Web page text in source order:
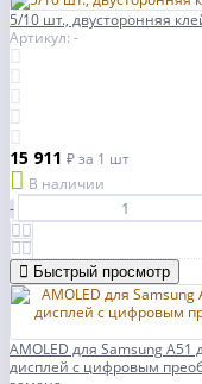
5/10 шт., двусторонняя
Артикул: -
15 911 ₽за 1 шт
В наличии
-
Быстрый просмотр
AMOLED для Samsung A51
дисплей с цифровым